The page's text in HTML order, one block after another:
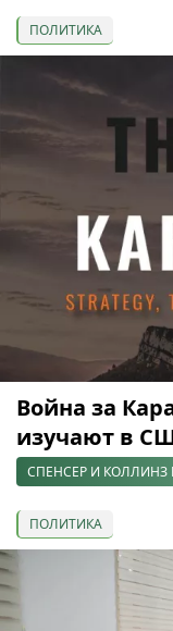
ПОЛИТИКА
Война за
изучают в
СПЕНСЕР И КОЛЛИНЗ
ПОЛИТИКА